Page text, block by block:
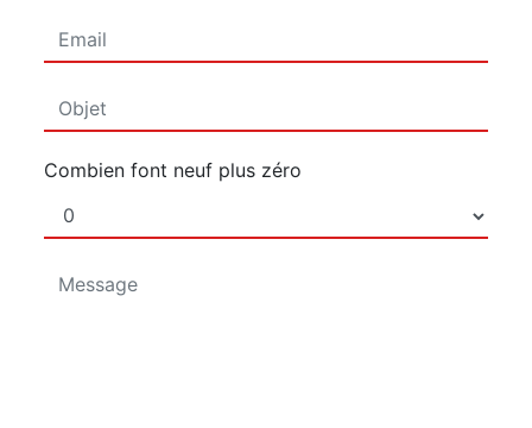
Combien font neuf plus zéro